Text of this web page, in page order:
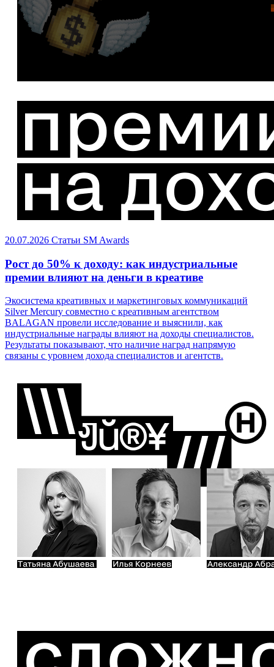
20.07.2026 Статьи SM Awards
Рост до 50% к доходу: как индустриальные
премии влияют на деньги в креативе
Экосистема креативных и маркетинговых коммуникаций
Silver Mercury совместно с креативным агентством
BALAGAN провели исследование и выяснили, как
индустриальные награды влияют на доходы специалистов.
Результаты показывают, что наличие наград напрямую
связаны с уровнем дохода специалистов и агентств.